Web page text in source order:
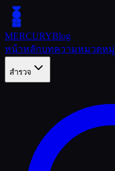
MERCURYBlog
หน้าหลักบทความหมวดหมู่
สำรวจ